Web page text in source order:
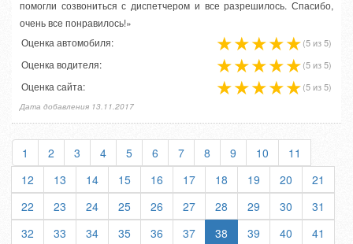
помогли созвониться с диспетчером и все разрешилось. Спасибо,
очень все понравилось!»
Оценка автомобиля:
(5 из 5)
Оценка водителя: (5 из 5)
Оценка сайта: (5 из 5)
Дата добавления 13.11.2017
1 2 3 4 5 6 7 8 9 10
11
12
13 14 15 16 17 18 19 20
21
22
23 24 25 26 27 28 29 30
31
32
33 34 35 36 37 38 39 40
41